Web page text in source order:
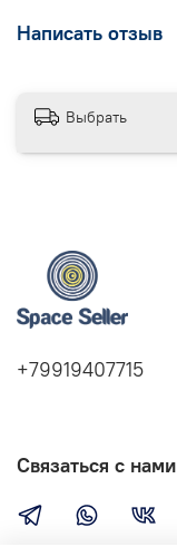
Написать отзыв
Выбрать
+79919407715
Связаться с нами